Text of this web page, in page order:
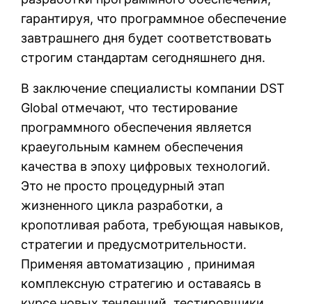
гарантируя, что программное обеспечение
завтрашнего дня будет соответствовать
строгим стандартам сегодняшнего дня.
В заключение специалисты компании DST
Global отмечают, что тестирование
программного обеспечения является
краеугольным камнем обеспечения
качества в эпоху цифровых технологий.
Это не просто процедурный этап
жизненного цикла разработки, а
кропотливая работа, требующая навыков,
стратегии и предусмотрительности.
Применяя автоматизацию , принимая
комплексную стратегию и оставаясь в